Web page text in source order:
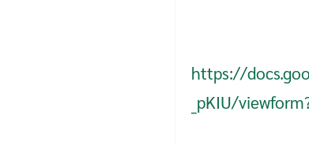
https://
_pKIU/